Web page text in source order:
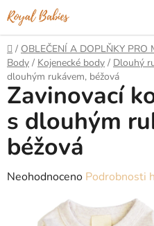
Přejít
na
obsah
Domů
/ OBLEČENÍ A DOPLŇKY
Body / Kojenecké body / Dlouhý
dlouhým rukávem, béžová
Zavinovací
s dlouhým
béžová
Průměrné
produktu
Neohodnoceno Podrobnosti